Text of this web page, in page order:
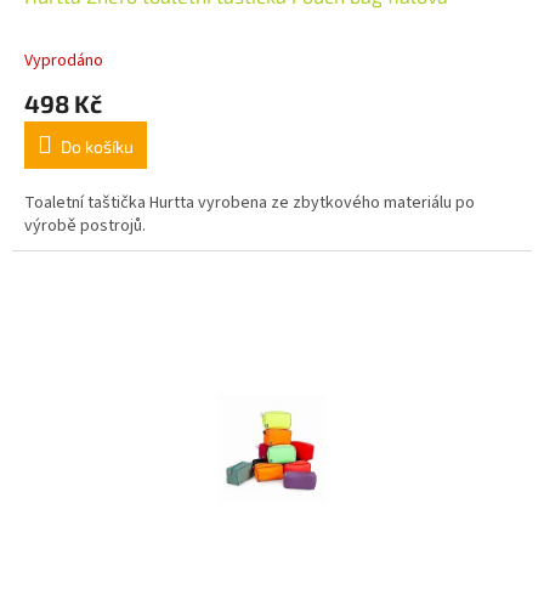
Vyprodáno
498 Kč
Do košíku
Toaletní taštička Hurtta vyrobena ze zbytkového materiálu po
výrobě postrojů.